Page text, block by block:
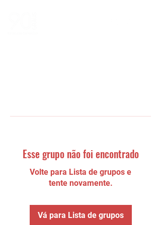
Esse grupo não foi encontrado
Volte para Lista de grupos e
tente novamente.
Vá para Lista de grupos